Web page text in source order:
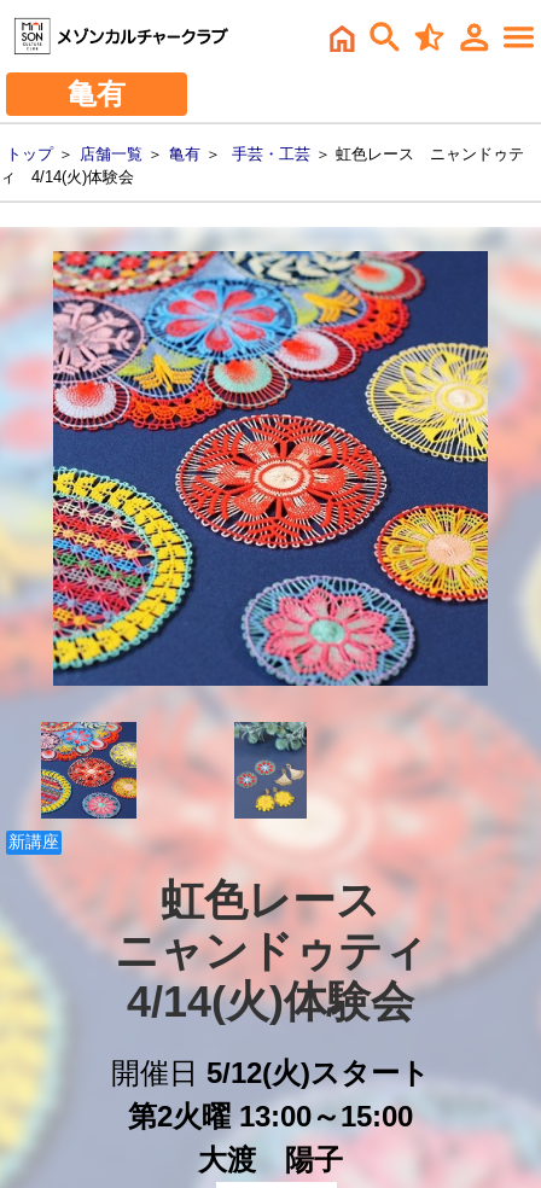
亀有
トップ＞ 店舗一覧 ＞ 亀有 ＞ 手芸・工芸 ＞ 虹色レース ニャンドゥテ
ィ 4/14(火)体験会
新講座
虹色レース
ニャンドゥティ
4/14(火)体験会
開催日 5/12(火)スタート
第2火曜 13:00～15:00
大渡 陽子